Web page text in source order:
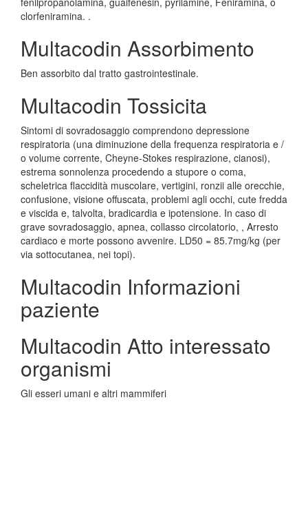
clorfeniramina. .
Multacodin Assorbimento
Ben assorbito dal tratto gastrointestinale.
Multacodin Tossicita
Sintomi di sovradosaggio comprendono depressione
respiratoria (una diminuzione della frequenza respiratoria e /
o volume corrente, Cheyne-Stokes respirazione, cianosi),
estrema sonnolenza procedendo a stupore o coma,
scheletrica flaccidità muscolare, vertigini, ronzii alle orecchie,
confusione, visione offuscata, problemi agli occhi, cute fredda
e viscida e, talvolta, bradicardia e ipotensione. In caso di
grave sovradosaggio, apnea, collasso circolatorio, , Arresto
cardiaco e morte possono avvenire. LD50 = 85.7mg/kg (per
via sottocutanea, nei topi).
Multacodin Informazioni
paziente
Multacodin Atto interessato
organismi
Gli esseri umani e altri mammiferi